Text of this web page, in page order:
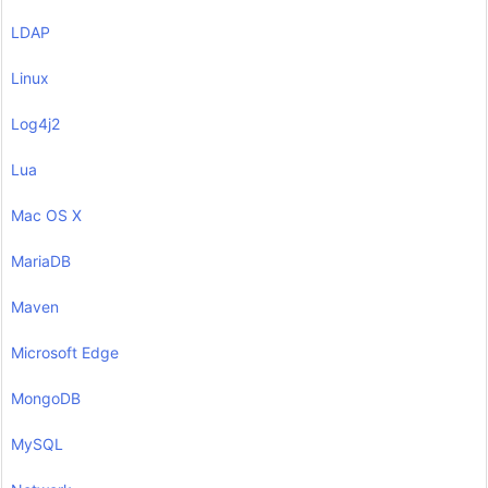
LDAP
Linux
Log4j2
Lua
Mac OS X
MariaDB
Maven
Microsoft Edge
MongoDB
MySQL